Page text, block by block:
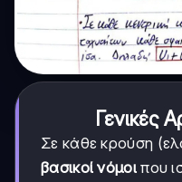
Γενικές
Σε κάθε κρούση
βασικοί νόμοιπου